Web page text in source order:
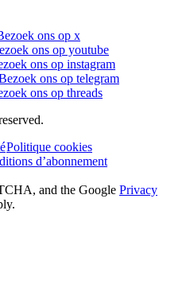
ons op x
ons op youtube
ons op instagram
ons op telegram
ons op threads
Politique cookies
d’abonnement
and the Google Privacy